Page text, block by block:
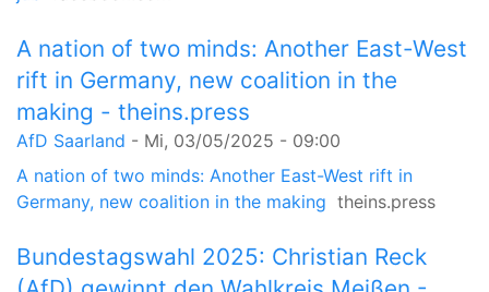
A nation of two minds: Another East-West
rift in Germany, new coalition in the
making - theins.press
AfD Saarland - Mi, 03/05/2025 - 09:00
A nation of two minds: Another East-West rift in
Germany, new coalition in the making theins.press
Bundestagswahl 2025: Christian Reck